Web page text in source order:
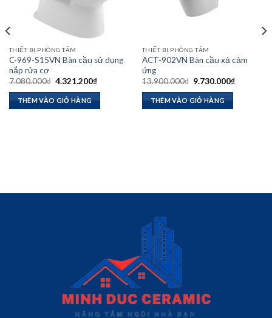
THIẾT BỊ PHÒNG TẮM
C-969-S15VN Bàn cầu sử dụng
nắp rửa cơ
7.080.000₫ Giá
là:
7.080.000₫.
4.321.200₫Giá
4.321.200₫.
THÊM VÀO GIỎ HÀNG
THIẾT BỊ PHÒNG TẮM
ACT-902VN Bàn cầu xả cảm
ứng
13.900.000₫ Giá
là:
13.900.000₫.
9.730.000₫Giá
THÊM VÀO GIỎ HÀNG